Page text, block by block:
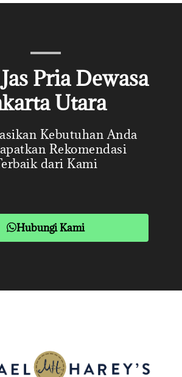
Pria Dewasa
Utara
Kebutuhan Anda
Rekomendasi
dari Kami
Hubungi Kami